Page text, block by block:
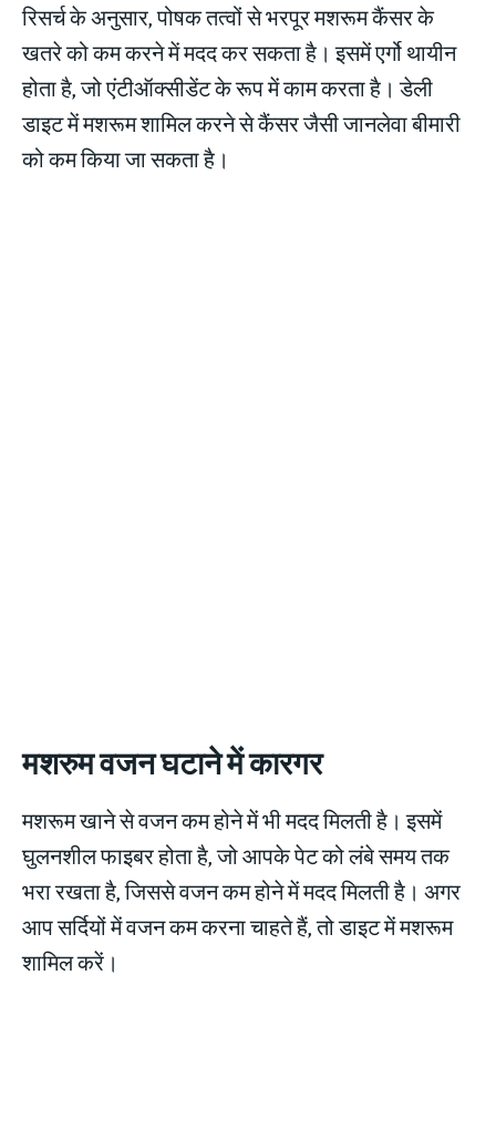
रिसर्च के अनुसार, पोषक तत्वों से भरपूर मशरूम कैंसर के
खतरे को कम करने में मदद कर सकता है। इसमें एर्गो थायीन
होता है, जो एंटीऑक्सीडेंट के रूप में काम करता है। डेली
डाइट में मशरूम शामिल करने से कैंसर जैसी जानलेवा बीमारी
को कम किया जा सकता है।
मशरुम वजन घटाने में कारगर
मशरूम खाने से वजन कम होने में भी मदद मिलती है। इसमें
घुलनशील फाइबर होता है, जो आपके पेट को लंबे समय तक
भरा रखता है, जिससे वजन कम होने में मदद मिलती है। अगर
आप सर्दियों में वजन कम करना चाहते हैं, तो डाइट में मशरूम
शामिल करें।